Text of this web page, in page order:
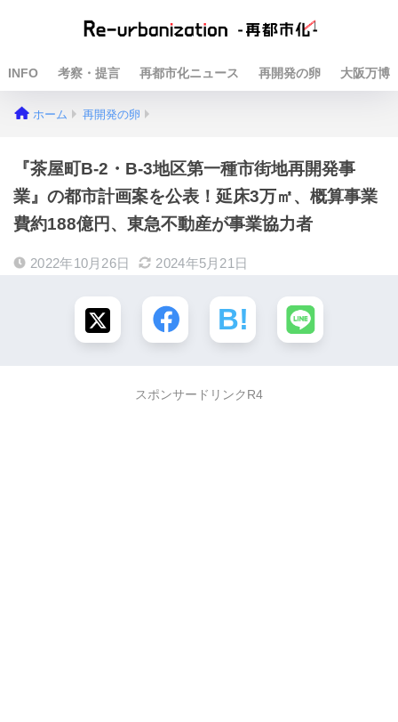
INFO 考察・提言 再都市化ニュース 再開発の卵 大阪万博
ホーム 再開発の卵
『茶屋町B-2・B-3地区第一種市街地再開発事
業』の都市計画案を公表！延床3万㎡、概算事業
費約188億円、東急不動産が事業協力者
2022年10月26日 2024年5月21日
スポンサードリンクR4